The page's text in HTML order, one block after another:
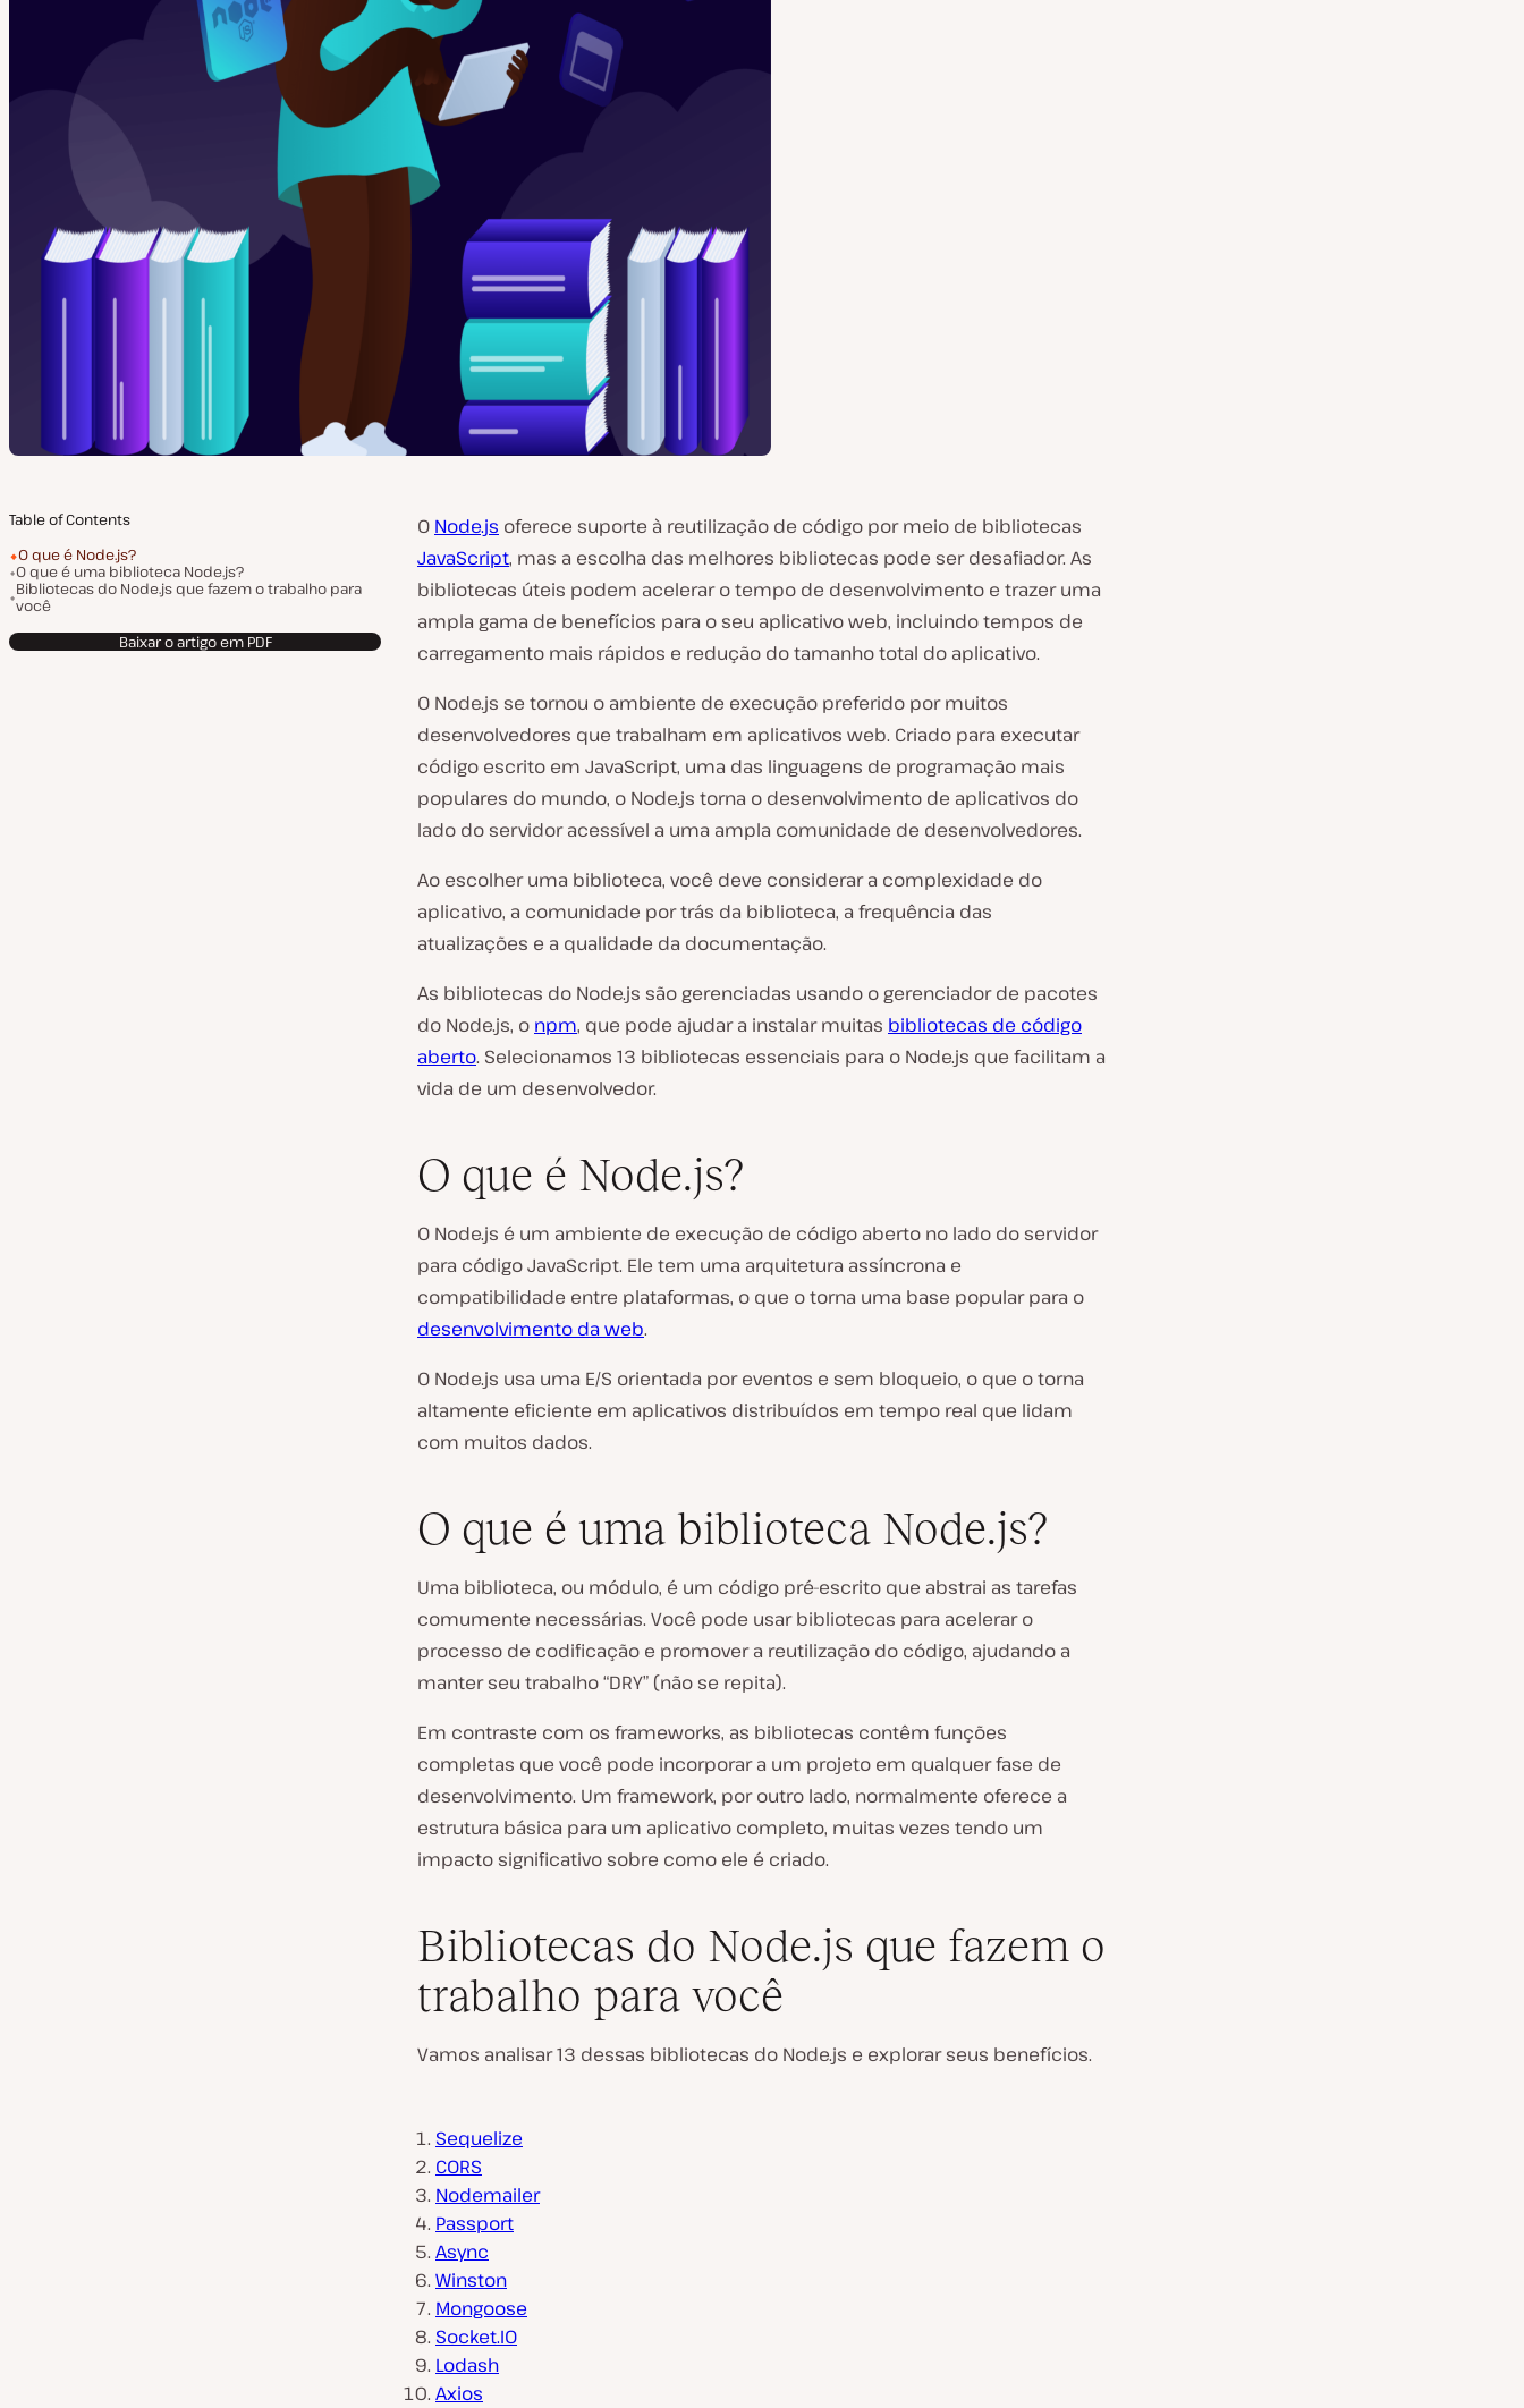
Table of Contents
O que é Node.js?
O que é uma biblioteca Node.js?
Bibliotecas do Node.js que fazem o trabalho para
você
Baixar o artigo em PDF
O Node.js oferece suporte à reutilização de código por meio de bibliotecas
JavaScript, mas a escolha das melhores bibliotecas pode ser desafiador. As
bibliotecas úteis podem acelerar o tempo de desenvolvimento e trazer uma
ampla gama de benefícios para o seu aplicativo web, incluindo tempos de
carregamento mais rápidos e redução do tamanho total do aplicativo.
O Node.js se tornou o ambiente de execução preferido por muitos
desenvolvedores que trabalham em aplicativos web. Criado para executar
código escrito em JavaScript, uma das linguagens de programação mais
populares do mundo, o Node.js torna o desenvolvimento de aplicativos do
lado do servidor acessível a uma ampla comunidade de desenvolvedores.
Ao escolher uma biblioteca, você deve considerar a complexidade do
aplicativo, a comunidade por trás da biblioteca, a frequência das
atualizações e a qualidade da documentação.
As bibliotecas do Node.js são gerenciadas usando o gerenciador de pacotes
do Node.js, o npm, que pode ajudar a instalar muitas bibliotecas de código
aberto. Selecionamos 13 bibliotecas essenciais para o Node.js que facilitam a
vida de um desenvolvedor.
O que é Node.js?
O Node.js é um ambiente de execução de código aberto no lado do servidor
para código JavaScript. Ele tem uma arquitetura assíncrona e
compatibilidade entre plataformas, o que o torna uma base popular para o
desenvolvimento da web.
O Node.js usa uma E/S orientada por eventos e sem bloqueio, o que o torna
altamente eficiente em aplicativos distribuídos em tempo real que lidam
com muitos dados.
O que é uma biblioteca Node.js?
Uma biblioteca, ou módulo, é um código pré-escrito que abstrai as tarefas
comumente necessárias. Você pode usar bibliotecas para acelerar o
processo de codificação e promover a reutilização do código, ajudando a
manter seu trabalho “DRY” (não se repita).
Em contraste com os frameworks, as bibliotecas contêm funções
completas que você pode incorporar a um projeto em qualquer fase de
desenvolvimento. Um framework, por outro lado, normalmente oferece a
estrutura básica para um aplicativo completo, muitas vezes tendo um
impacto significativo sobre como ele é criado.
Bibliotecas do Node.js que fazem o
trabalho para você
Vamos analisar 13 dessas bibliotecas do Node.js e explorar seus benefícios.
Sequelize
CORS
Nodemailer
Passport
Async
Winston
Mongoose
Socket.IO
Lodash
Axios